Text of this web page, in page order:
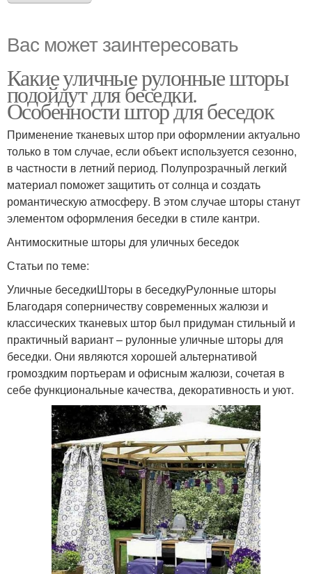
Вас может заинтересовать
Какие уличные рулонные шторы
подойдут для беседки.
Особенности штор для беседок
Применение тканевых штор при оформлении актуально
только в том случае, если объект используется сезонно,
в частности в летний период. Полупрозрачный легкий
материал поможет защитить от солнца и создать
романтическую атмосферу. В этом случае шторы станут
элементом оформления беседки в стиле кантри.
Антимоскитные шторы для уличных беседок
Статьи по теме:
Уличные беседкиШторы в беседкуРулонные шторы
Благодаря соперничеству современных жалюзи и
классических тканевых штор был придуман стильный и
практичный вариант – рулонные уличные шторы для
беседки. Они являются хорошей альтернативой
громоздким портьерам и офисным жалюзи, сочетая в
себе функциональные качества, декоративность и уют.